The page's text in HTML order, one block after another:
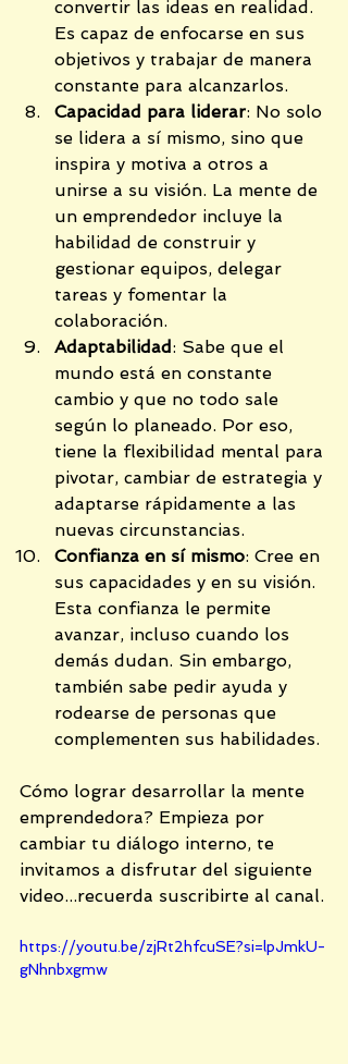
convertir las ideas en realidad.
Es capaz de enfocarse en sus
objetivos y trabajar de manera
constante para alcanzarlos.
Capacidad para liderar: No solo
se lidera a sí mismo, sino que
inspira y motiva a otros a
unirse a su visión. La mente de
un emprendedor incluye la
habilidad de construir y
gestionar equipos, delegar
tareas y fomentar la
colaboración.
Adaptabilidad : Sabe que el
mundo está en constante
cambio y que no todo sale
según lo planeado. Por eso,
tiene la flexibilidad mental para
pivotar, cambiar de estrategia y
adaptarse rápidamente a las
nuevas circunstancias.
Confianza en sí mismo: Cree en
sus capacidades y en su visión.
Esta confianza le permite
avanzar, incluso cuando los
demás dudan. Sin embargo,
también sabe pedir ayuda y
rodearse de personas que
complementen sus habilidades.
Cómo lograr desarrollar la mente
emprendedora? Empieza por
cambiar tu diálogo interno, te
invitamos a disfrutar del siguiente
video...recuerda suscribirte al canal.
https://youtu.be/zjRt2hfcuSE?si=lpJmkU-
gNhnbxgmw